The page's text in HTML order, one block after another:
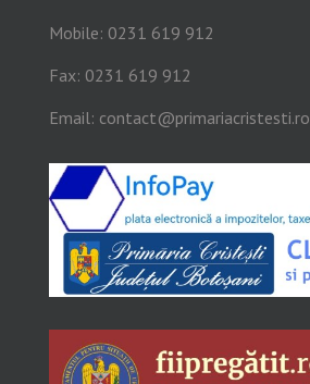
Mobile: 0231 619 912
Fax: 0231 619 912
Email: contact@primariacristesti.ro